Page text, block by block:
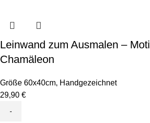
Leinwand zum Ausmalen –
Chamäleon
Größe 60x40cm, Handgezeichnet
29,90 €